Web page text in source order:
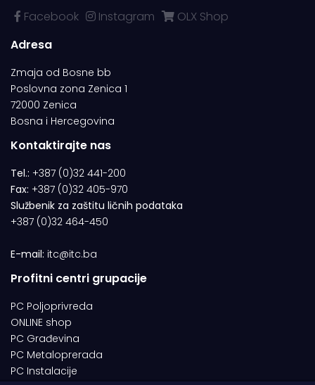
Facebook Instagram
OLX Shop
Adresa
Zmaja od Bosne bb
Poslovna zona Zenica 1
72000 Zenica
Bosna i Hercegovina
Kontaktirajte nas
Tel.: +387 (0)32 441-200
Fax: +387 (0)32 405-970
Službenik za zaštitu ličnih podataka
+387 (0)32 464-450
E-mail: itc@itc.ba
Profitni centri grupacije
PC Poljoprivreda
ONLINE shop
PC Građevina
PC Metaloprerada
PC Instalacije